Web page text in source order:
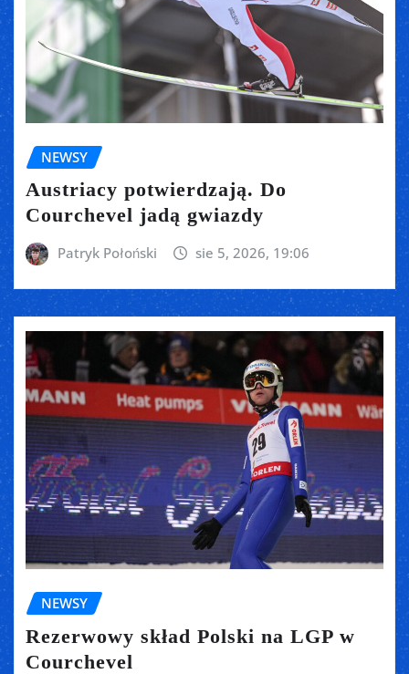
NEWSY
Austriacy potwierdzają. Do
Courchevel jadą gwiazdy
Patryk Połoński sie 5, 2026, 19:06
NEWSY
Rezerwowy skład Polski na LGP w
Courchevel